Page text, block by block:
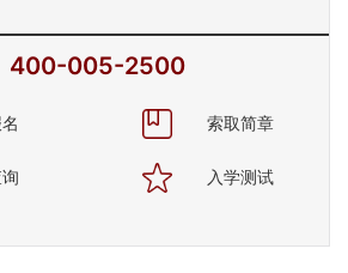
400-005-2500
索取简章
入学测试